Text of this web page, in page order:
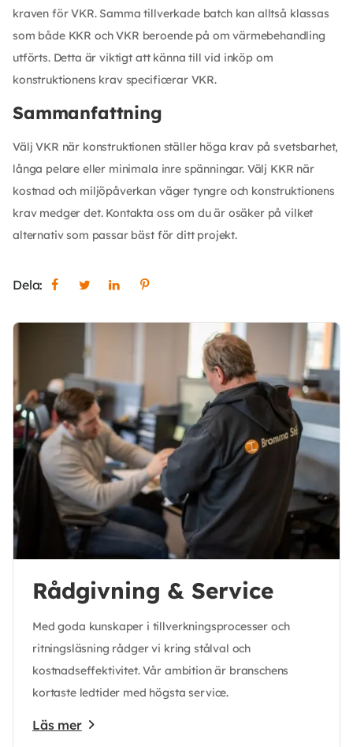
kraven för VKR. Samma tillverkade batch kan alltså klassas
som både KKR och VKR beroende på om värmebehandling
utförts. Detta är viktigt att känna till vid inköp om
konstruktionens krav specificerar VKR.
Sammanfattning
Välj VKR när konstruktionen ställer höga krav på svetsbarhet,
långa pelare eller minimala inre spänningar. Välj KKR när
kostnad och miljöpåverkan väger tyngre och konstruktionens
krav medger det. Kontakta oss om du är osäker på vilket
alternativ som passar bäst för ditt projekt.
Dela:
Rådgivning & Service
Med goda kunskaper i tillverkningsprocesser och
ritningsläsning rådger vi kring stålval och
kostnadseffektivitet. Vår ambition är branschens
kortaste ledtider med högsta service.
Läs mer